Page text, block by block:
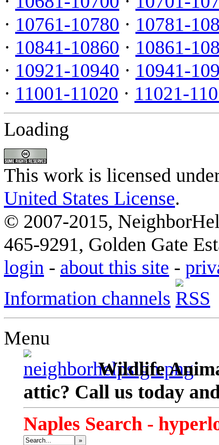
· 10761-10780 · 10781-
· 10841-10860 · 10861-
· 10921-10940 · 10941-
· 11001-11020 · 11021-
Loading
This work is licensed
United States License.
© 2007-2015,
465-9291, Golden Gate
login - about this site -
Information channels
Menu
Wildlife
attic? Call us today
Naples Search -
»